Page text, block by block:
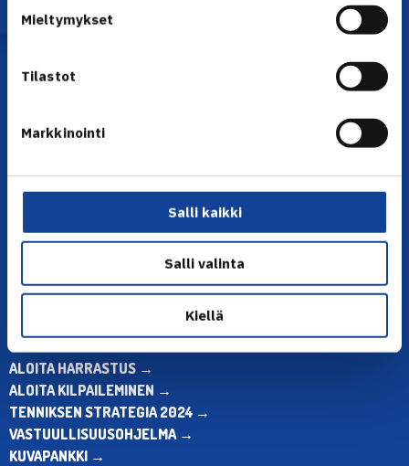
Mieltymykset
Tilastot
Markkinointi
Salli kaikki
Salli valinta
Kiellä
Toimiston puhelinajat:
Muina aikoina olkaa yhteydessä
sähköpostitse: toimisto@tennis.fi
KAIKKI YHTEYSTIEDOT →
ALOITA HARRASTUS →
ALOITA KILPAILEMINEN →
TENNIKSEN STRATEGIA 2024 →
VASTUULLISUUSOHJELMA →
KUVAPANKKI →